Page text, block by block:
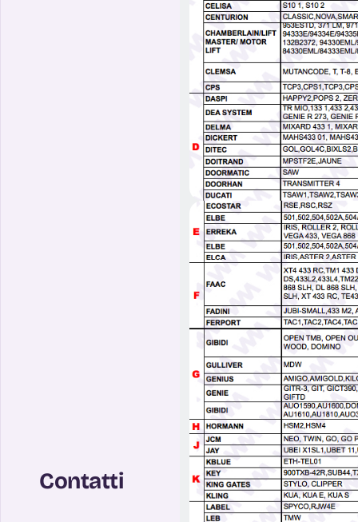
Contatti